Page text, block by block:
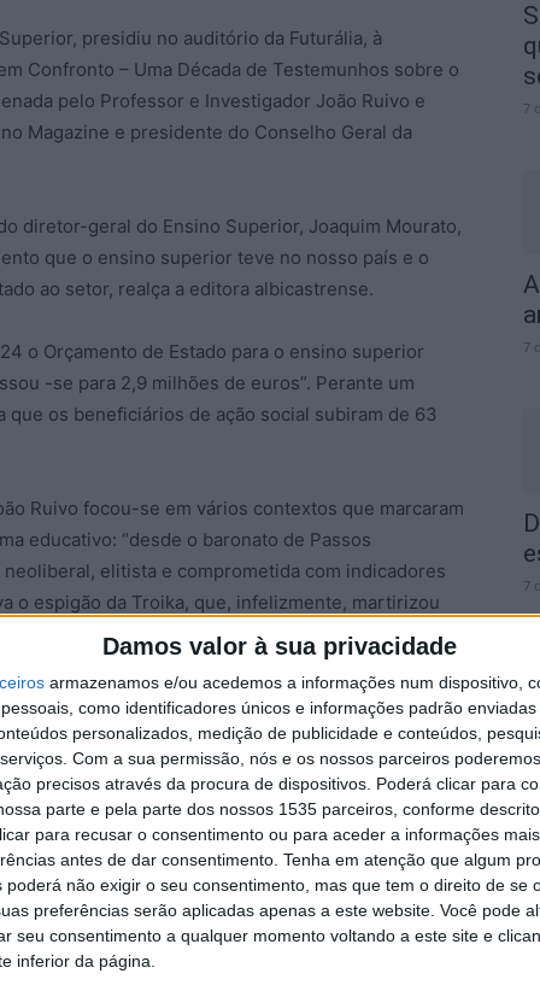
Damos valor à sua privacidade
armazenamos e/ou acedemos a informações num dispositivo,
como identificadores únicos e informações padrão
personalizados, medição de publicidade e conteúdos,
Com a sua permissão, nós e os nossos parceiros
precisos através da procura de dispositivos. Poderá clicar para
parte e pela parte dos nossos 1535 parceiros, conforme
para recusar o consentimento ou para aceder a informações
antes de dar consentimento. Tenha em atenção que algum
poderá não exigir o seu consentimento, mas que tem o direito de se
preferências serão aplicadas apenas a este website. Você pode
seu consentimento a qualquer momento voltando a este site e
inferior da página.
presidiu no auditório da Futurália, à
Confronto – Uma Década de Testemunhos sobre o
pelo Professor e Investigador João Ruivo e
Magazine e presidente do Conselho Geral da
diretor-geral do Ensino Superior, Joaquim Mourato,
que o ensino superior teve no nosso país e o
ao setor, realça a editora albicastrense.
o Orçamento de Estado para o ensino superior
-se para 2,9 milhões de euros”. Perante um
os beneficiários de ação social subiram de 63
Ruivo focou-se em vários contextos que marcaram
educativo: “desde o baronato de Passos
elitista e comprometida com indicadores
o espigão da Troika, que, infelizmente, martirizou
de António Costa/Tiago Brandão/João
da escola pública, democrática e para todos, mas
apanhou todas as escolas desprevenidas e a
no salve-se quem puder; e, no mesmo período,
sindical, adepto da convocação de ações
e postura do Governo e o arrastaram para uma
que o ensino superior teve na última década em
da Troika, da pandemia, da guerra na
de António Costa. Aquele responsável
cessante procurou dar resposta, como a fórmula
7
7
7
7